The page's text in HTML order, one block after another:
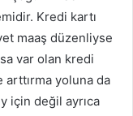
Kredi kartı
maaş düzenliyse
var olan kredi
yoluna da
için değil ayrıca